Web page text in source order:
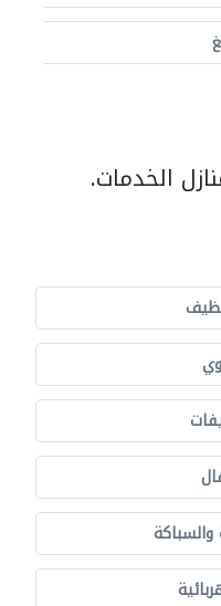
الخدمات.